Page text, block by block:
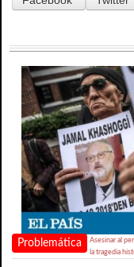
Problemática
Asesinar al
la tragedia